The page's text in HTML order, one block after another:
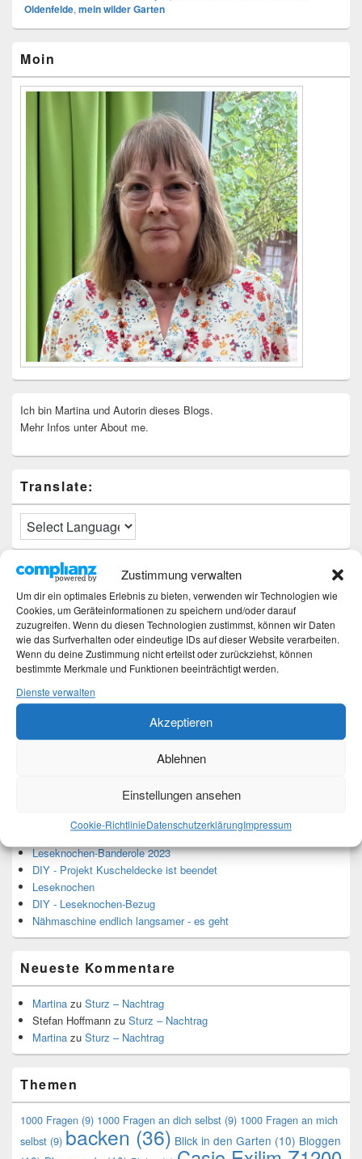
Zustimmung verwalten
Um dir ein optimales Erlebnis zu bieten, verwenden wir Technologien wie
Cookies, um Geräteinformationen zu speichern und/oder darauf
zuzugreifen. Wenn du diesen Technologien zustimmst, können wir Daten
wie das Surfverhalten oder eindeutige IDs auf dieser Website verarbeiten.
Wenn du deine Zustimmung nicht erteilst oder zurückziehst, können
bestimmte Merkmale und Funktionen beeinträchtigt werden.
Dienste verwalten
Akzeptieren
Ablehnen
Einstellungen ansehen
Cookie-RichtlinieDatenschutzerklärungImpressum
Oldenfelde,mein wilder Garten
Seitenleisten-
Widgetbereich
Moin
Ich bin Martina und Autorin dieses Blogs.
Mehr Infos unter About me.
Translate:
Neueste Beiträge
Hochzeitstage und ihre Bedeutung
Sturz – Nachtrag
Sturz mit Folgen
Gibt es was Neues?
Leseknochen-Banderole 2023
DIY - Projekt Kuscheldecke ist beendet
Leseknochen
DIY - Leseknochen-Bezug
Nähmaschine endlich langsamer - es geht
Neueste Kommentare
Martina zu Sturz – Nachtrag
Stefan Hoffmann zu Sturz – Nachtrag
Martina zu Sturz – Nachtrag
Themen
1000 Fragen (9) 1000 Fragen an dich selbst (9) 1000 Fragen an mich
selbst (9) backen (36) Blick in den Garten (10) Bloggen